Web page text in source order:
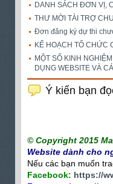
DANH SÁCH ĐƠN VỊ,
THƯ MỜI TÀI TRỢ
Đơn đăng ký dự thi
KẾ HOẠCH TỔ CHỨC
MỘT SỐ KINH
DỤNG WEBSITE VÀ
Ý kiến bạn
© Copyright 2015
Website dành cho
Nếu các bạn muốn
Facebook: https://